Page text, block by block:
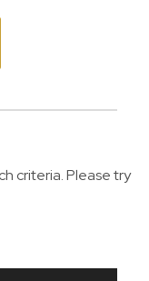
criteria. Please try